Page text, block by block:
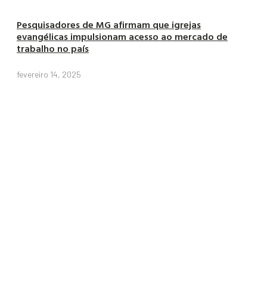
Pesquisadores de MG afirmam que igrejas
evangélicas impulsionam acesso ao mercado de
trabalho no país
fevereiro 14, 2025